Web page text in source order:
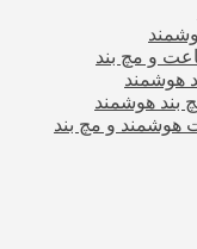
و مچ بند
هوشمند
بند هوشمند
هوشمند و مچ بند